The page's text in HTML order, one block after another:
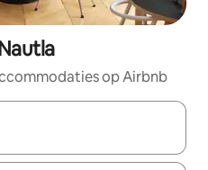
op Airbnb
zijn, maak je een keuze